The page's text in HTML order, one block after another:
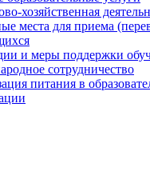
хозяйственная
места для приема
и меры поддержки
сотрудничество
питания в